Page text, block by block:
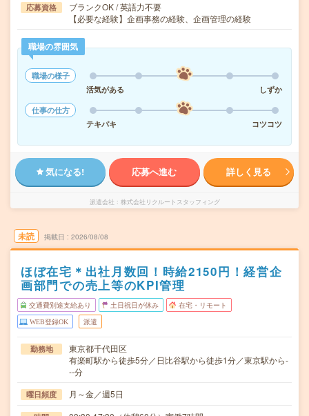
応募資格
ブランクOK / 英語力不要
【必要な経験】企画事務の経験、企画管理の経験
職場の雰囲気
職場の様子
活気がある
しずか
仕事の仕方
テキパキ
コツコツ
気になる! 応募へ進む 詳しく見る
派遣会社 株式会社リクルートスタッフィング
未読 掲載日 2026/08/08
ほぼ在宅＊出社月数回！時給2150円！経営企
画部門での売上等のKPI管理
交通費別途支給あり 土日祝日が休み 在宅・リモート
WEB登録OK 派遣
勤務地
東京都千代田区
有楽町駅から徒歩5分／日比谷駅から徒歩1分／東京駅から-
--分
曜日頻度 月～金／週5日